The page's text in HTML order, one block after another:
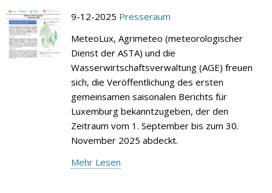
9-12-2025 Presseraum
MeteoLux, Agrimeteo (meteorologischer
Dienst der ASTA) und die
Wasserwirtschaftsverwaltung (AGE) freuen
sich, die Veröffentlichung des ersten
gemeinsamen saisonalen Berichts für
Luxemburg bekanntzugeben, der den
Zeitraum vom 1. September bis zum 30.
November 2025 abdeckt.
Mehr Lesen